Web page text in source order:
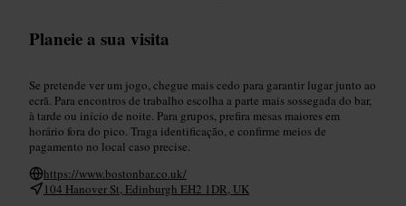
Planeie a sua visita
Se pretende ver um jogo, chegue mais cedo para garantir lugar junto ao
ecrã. Para encontros de trabalho escolha a parte mais sossegada do bar,
à tarde ou início de noite. Para grupos, prefira mesas maiores em
horário fora do pico. Traga identificação, e confirme meios de
pagamento no local caso precise.
https://www.bostonbar.co.uk/
104 Hanover St, Edinburgh EH2 1DR, UK